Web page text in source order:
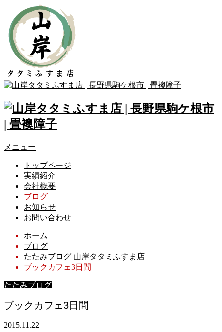
メニュー
トップページ
実績紹介
会社概要
ブログ
お知らせ
お問い合わせ
ホーム
ブログ
たたみブログ 山岸タタミふすま店
ブックカフェ3日間
たたみブログ
ブックカフェ3日間
2015.11.22